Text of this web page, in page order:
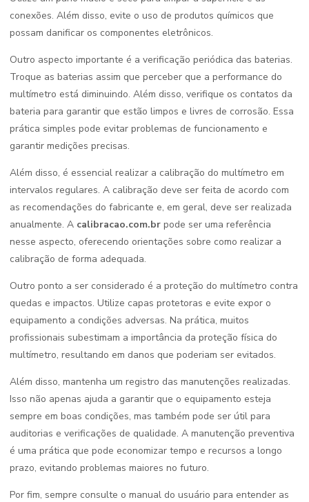
conexões. Além disso, evite o uso de produtos químicos que
possam danificar os componentes eletrônicos.
Outro aspecto importante é a verificação periódica das baterias.
Troque as baterias assim que perceber que a performance do
multímetro está diminuindo. Além disso, verifique os contatos da
bateria para garantir que estão limpos e livres de corrosão. Essa
prática simples pode evitar problemas de funcionamento e
garantir medições precisas.
Além disso, é essencial realizar a calibração do multímetro em
intervalos regulares. A calibração deve ser feita de acordo com
as recomendações do fabricante e, em geral, deve ser realizada
anualmente. A calibracao.com.br pode ser uma referência
nesse aspecto, oferecendo orientações sobre como realizar a
calibração de forma adequada.
Outro ponto a ser considerado é a proteção do multímetro contra
quedas e impactos. Utilize capas protetoras e evite expor o
equipamento a condições adversas. Na prática, muitos
profissionais subestimam a importância da proteção física do
multímetro, resultando em danos que poderiam ser evitados.
Além disso, mantenha um registro das manutenções realizadas.
Isso não apenas ajuda a garantir que o equipamento esteja
sempre em boas condições, mas também pode ser útil para
auditorias e verificações de qualidade. A manutenção preventiva
é uma prática que pode economizar tempo e recursos a longo
prazo, evitando problemas maiores no futuro.
Por fim, sempre consulte o manual do usuário para entender as